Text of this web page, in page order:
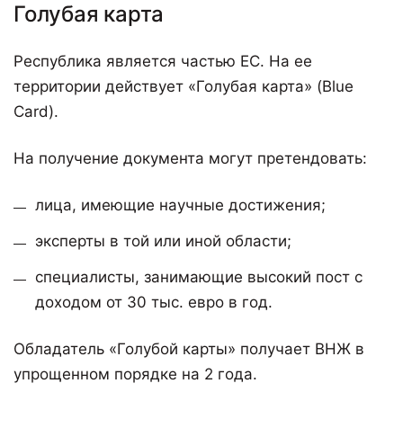
Голубая карта
Республика является частью ЕС. На ее
территории действует «Голубая карта» (Blue
Card).
На получение документа могут претендовать:
лица, имеющие научные достижения;
эксперты в той или иной области;
специалисты, занимающие высокий пост с
доходом от 30 тыс. евро в год.
Обладатель «Голубой карты» получает ВНЖ в
упрощенном порядке на 2 года.